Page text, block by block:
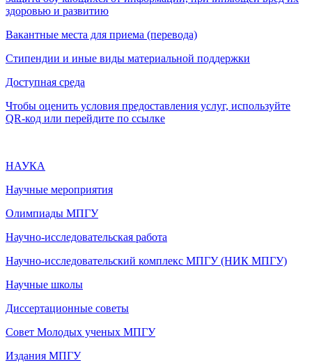
здоровью и развитию
Вакантные места для приема (перевода)
Стипендии и иные виды материальной поддержки
Доступная среда
Чтобы оценить условия предоставления услуг, используйте
QR-код или перейдите по ссылке
НАУКА
Научные мероприятия
Олимпиады МПГУ
Научно-исследовательская работа
Научно-исследовательский комплекс МПГУ (НИК МПГУ)
Научные школы
Диссертационные советы
Совет Молодых ученых МПГУ
Издания МПГУ